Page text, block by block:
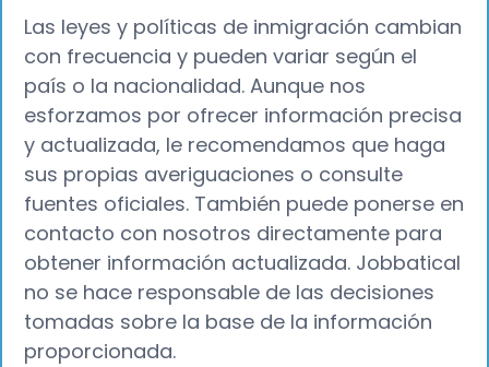
Las leyes y políticas de inmigración cambian
con frecuencia y pueden variar según el
país o la nacionalidad. Aunque nos
esforzamos por ofrecer información precisa
y actualizada, le recomendamos que haga
sus propias averiguaciones o consulte
fuentes oficiales. También puede ponerse en
contacto con nosotros directamente para
obtener información actualizada. Jobbatical
no se hace responsable de las decisiones
tomadas sobre la base de la información
proporcionada.